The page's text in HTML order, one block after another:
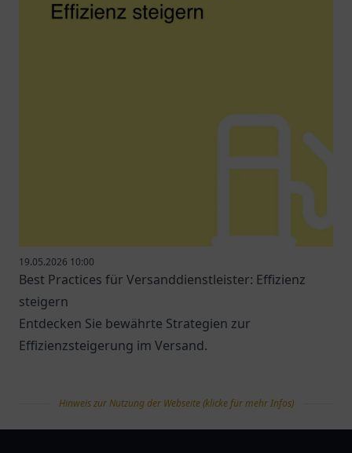
19.05.2026 10:00
Best Practices für Versanddienstleister: Effizienz
steigern
Entdecken Sie bewährte Strategien zur
Effizienzsteigerung im Versand.
Hinweis zur Nutzung der Webseite (klicke für mehr Infos)